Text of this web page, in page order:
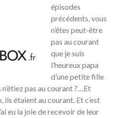
épisodes
précédents, vous
n’êtes peut-être
pas au courant
que je suis
l’heureux papa
d’une petite fille
pas au courant ?…Et
ils étaient au courant. Et c’est
eu la joie de recevoir de leur